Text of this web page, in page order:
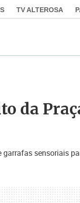
TV ALTEROSA
da
sensoriais